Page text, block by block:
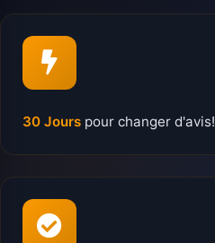
30 Jours pour changer d'avis!